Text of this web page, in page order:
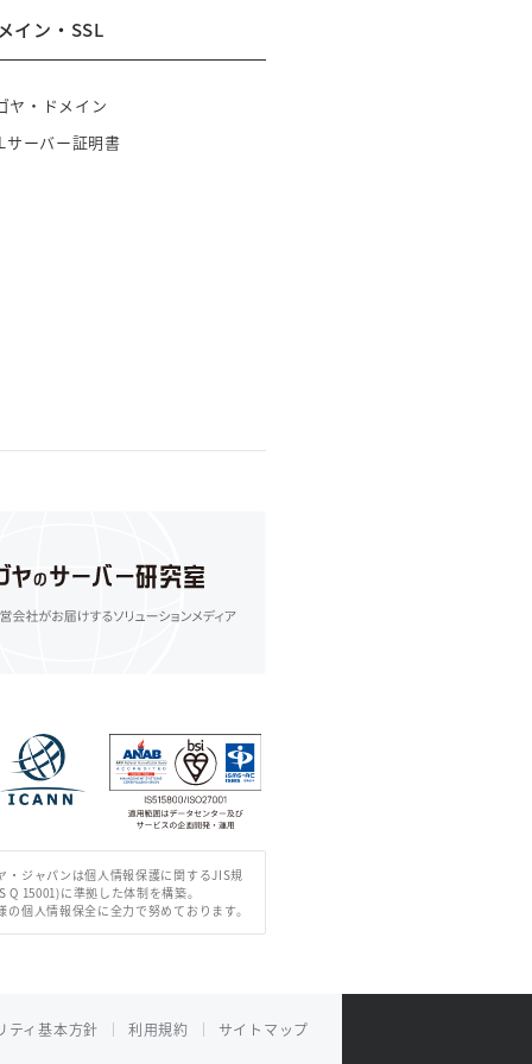
イン・SSL
ヤ・ドメイン
サーバー証明書
・ジャパンは個人情報保護に関するJIS規
Q 15001)に準拠した体制を構築。
の個人情報保全に全力で努めております。
ティ基本方針 利用規約 サイトマップ